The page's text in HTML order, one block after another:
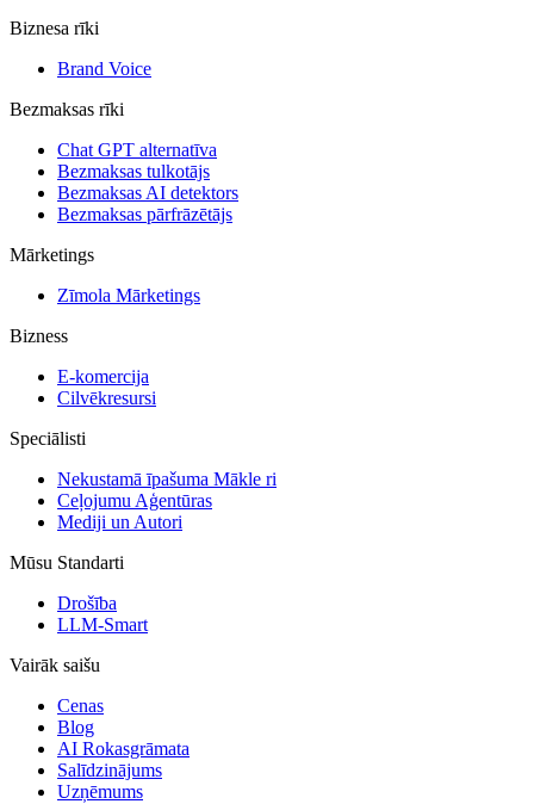
Biznesa rīki
Brand Voice
Bezmaksas rīki
Chat GPT alternatīva
Bezmaksas tulkotājs
Bezmaksas AI detektors
Bezmaksas pārfrāzētājs
Mārketings
Zīmola Mārketings
Bizness
E-komercija
Cilvēkresursi
Speciālisti
Nekustamā īpašuma Mākle ri
Ceļojumu Aģentūras
Mediji un Autori
Mūsu Standarti
Drošība
LLM-Smart
Vairāk saišu
Cenas
Blog
AI Rokasgrāmata
Salīdzinājums
Uzņēmums